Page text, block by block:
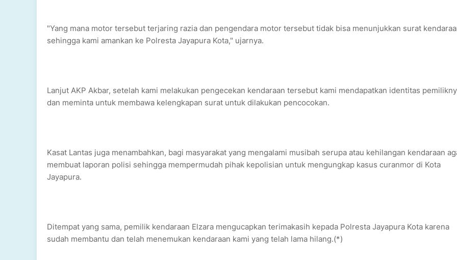
"Yang mana motor tersebut terjaring razia dan pengendara motor tersebut tidak bisa menunjukkan surat
sehingga kami amankan ke Polresta Jayapura Kota," ujarnya.
Lanjut AKP Akbar, setelah kami melakukan pengecekan kendaraan tersebut kami mendapatkan identitas
dan meminta untuk membawa kelengkapan surat untuk dilakukan pencocokan.
Kasat Lantas juga menambahkan, bagi masyarakat yang mengalami musibah serupa atau kehilangan kendaraan
membuat laporan polisi sehingga mempermudah pihak kepolisian untuk mengungkap kasus curanmor di Kota
Jayapura.
Ditempat yang sama, pemilik kendaraan Elzara mengucapkan terimakasih kepada Polresta Jayapura Kota karena
sudah membantu dan telah menemukan kendaraan kami yang telah lama hilang.(*)